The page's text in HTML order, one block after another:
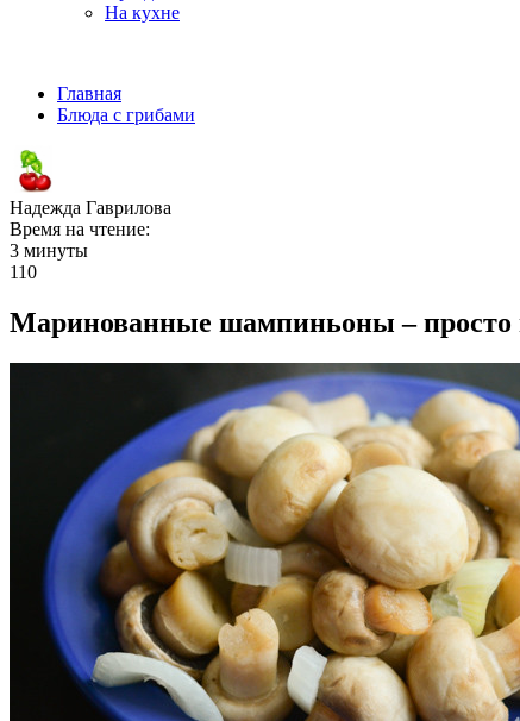
На кухне
Главная
Блюда с грибами
Надежда Гаврилова
Время на чтение:
3 минуты
110
Маринованные шампиньоны – просто